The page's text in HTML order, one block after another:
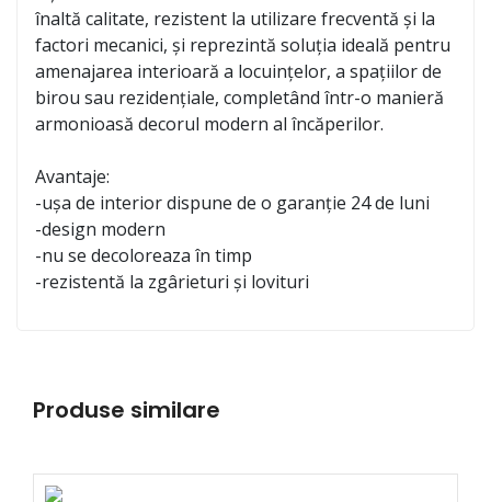
înaltă calitate, rezistent la utilizare frecventă și la
factori mecanici, și reprezintă soluția ideală pentru
amenajarea interioară a locuințelor, a spațiilor de
birou sau rezidențiale, completând într-o manieră
armonioasă decorul modern al încăperilor.
Avantaje:
-ușa de interior dispune de o garanție 24 de luni
-design modern
-nu se decoloreaza în timp
-rezistentă la zgârieturi și lovituri
Produse similare